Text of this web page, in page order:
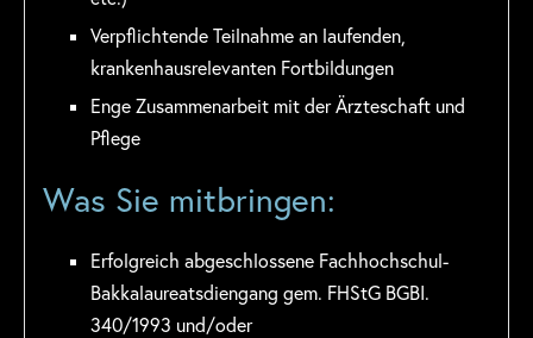
Verpflichtende Teilnahme an laufenden,
krankenhausrelevanten Fortbildungen
Enge Zusammenarbeit mit der Ärzteschaft und
Pflege
Was Sie mitbringen:
Erfolgreich abgeschlossene Fachhochschul-
Bakkalaureatsdiengang gem. FHStG BGBI.
340/1993 und/oder